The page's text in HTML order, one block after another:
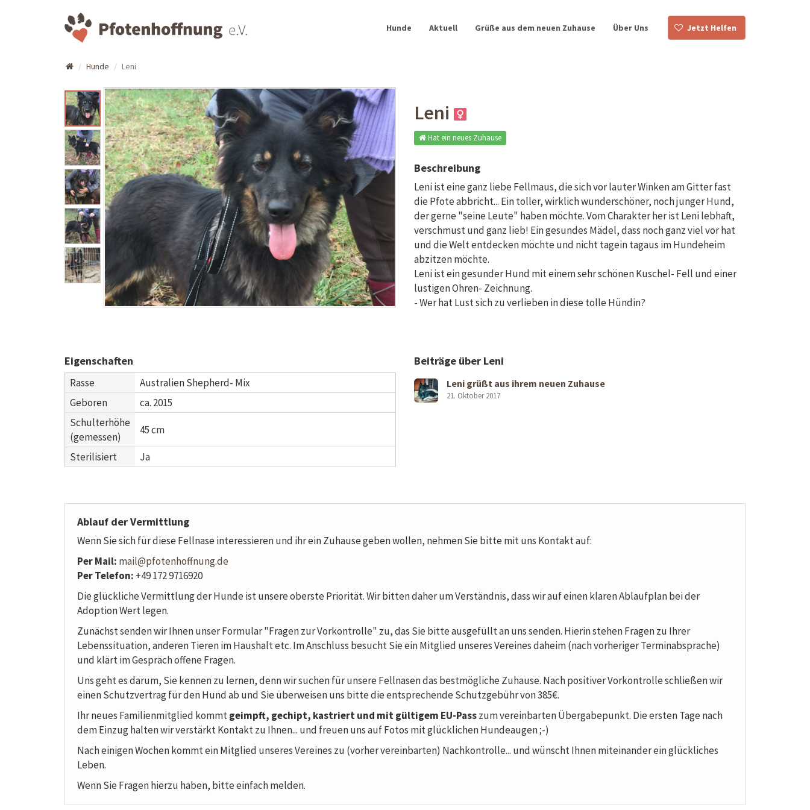
Hunde Aktuell Grüße aus dem neuen Zuhause Über Uns Jetzt Helfen
Hunde Leni
Leni
Hat ein neues Zuhause
Beschreibung
Leni ist eine ganz liebe Fellmaus, die sich vor lauter Winken am Gitter fast
die Pfote abbricht... Ein toller, wirklich wunderschöner, noch junger Hund,
der gerne "seine Leute" haben möchte. Vom Charakter her ist Leni lebhaft,
verschmust und ganz lieb! Ein gesundes Mädel, dass noch ganz viel vor hat
und die Welt entdecken möchte und nicht tagein tagaus im Hundeheim
abzitzen möchte.
Leni ist ein gesunder Hund mit einem sehr schönen Kuschel- Fell und einer
lustigen Ohren- Zeichnung.
- Wer hat Lust sich zu verlieben in diese tolle Hündin?
Eigenschaften
Rasse
Australien Shepherd- Mix
Geboren
ca. 2015
Schulterhöhe
(gemessen)
45 cm
Sterilisiert Ja
Beiträge über Leni
Leni grüßt aus ihrem neuen Zuhause
21. Oktober 2017
Ablauf der Vermittlung
Wenn Sie sich für diese Fellnase interessieren und ihr ein Zuhause geben wollen, nehmen Sie bitte mit uns Kontakt auf:
Per Mail: mail@pfotenhoffnung.de
Per Telefon: +49 172 9716920
Die glückliche Vermittlung der Hunde ist unsere oberste Priorität. Wir bitten daher um Verständnis, dass wir auf einen klaren Ablaufplan bei der
Adoption Wert legen.
Zunächst senden wir Ihnen unser Formular "Fragen zur Vorkontrolle" zu, das Sie bitte ausgefüllt an uns senden. Hierin stehen Fragen zu Ihrer
Lebenssituation, anderen Tieren im Haushalt etc. Im Anschluss besucht Sie ein Mitglied unseres Vereines daheim (nach vorheriger Terminabsprache)
und klärt im Gespräch offene Fragen.
Uns geht es darum, Sie kennen zu lernen, denn wir suchen für unsere Fellnasen das bestmögliche Zuhause. Nach positiver Vorkontrolle schließen wir
einen Schutzvertrag für den Hund ab und Sie überweisen uns bitte die entsprechende Schutzgebühr von 385€.
Ihr neues Familienmitglied kommtgeimpft, gechipt, kastriert und mit gültigem EU-Passzum vereinbarten Übergabepunkt. Die ersten Tage nach
dem Einzug halten wir verstärkt Kontakt zu Ihnen... und freuen uns auf Fotos mit glücklichen Hundeaugen ;-)
Nach einigen Wochen kommt ein Mitglied unseres Vereines zu (vorher vereinbarten) Nachkontrolle... und wünscht Ihnen miteinander ein glückliches
Leben.
Wenn Sie Fragen hierzu haben, bitte einfach melden.